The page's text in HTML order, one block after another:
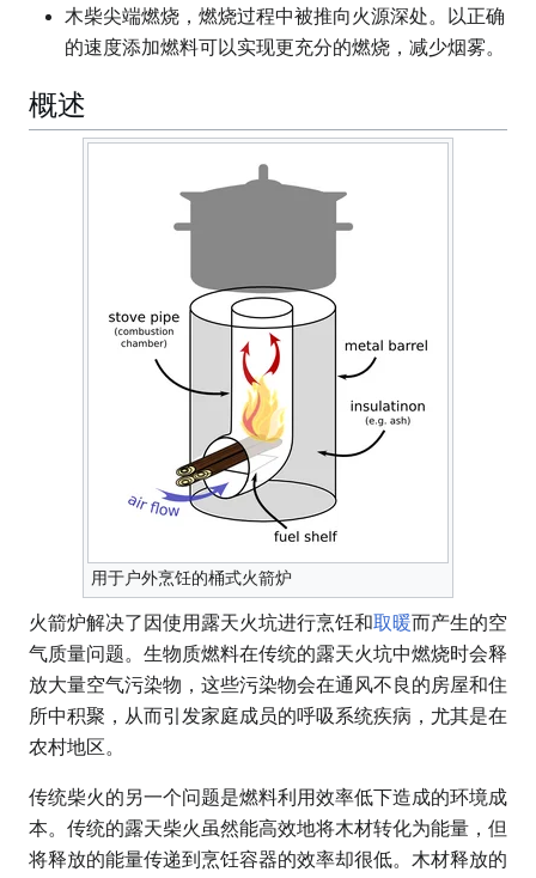
木柴尖端燃烧，燃烧过程中被推向火源深处。以正确
的速度添加燃料可以实现更充分的燃烧，减少烟雾。
概述
用于户外烹饪的桶式火箭炉
火箭炉解决了因使用露天火坑进行烹饪和取暖而产生的空
气质量问题。生物质燃料在传统的露天火坑中燃烧时会释
放大量空气污染物，这些污染物会在通风不良的房屋和住
所中积聚，从而引发家​​庭成员的呼吸系统疾病，尤其是在
农村地区。
传统柴火的另一个问题是燃料利用效率低下造成的环境成
本。传统的露天柴火虽然能高效地将木材转化为能量，但
将释放的能量传递到烹饪容器的效率却很低。木材释放的